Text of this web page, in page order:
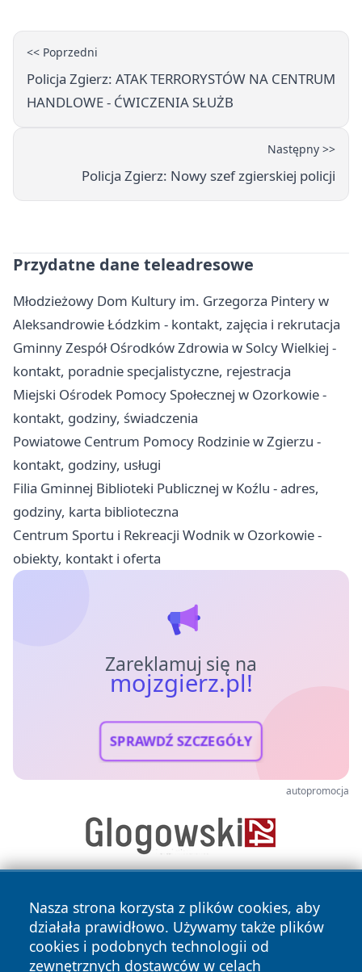
<< Poprzedni
Policja Zgierz: ATAK TERRORYSTÓW NA CENTRUM
HANDLOWE - ĆWICZENIA SŁUŻB
Następny >>
Policja Zgierz: Nowy szef zgierskiej policji
Przydatne dane teleadresowe
Młodzieżowy Dom Kultury im. Grzegorza Pintery w
Aleksandrowie Łódzkim - kontakt, zajęcia i rekrutacja
Gminny Zespół Ośrodków Zdrowia w Solcy Wielkiej -
kontakt, poradnie specjalistyczne, rejestracja
Miejski Ośrodek Pomocy Społecznej w Ozorkowie -
kontakt, godziny, świadczenia
Powiatowe Centrum Pomocy Rodzinie w Zgierzu -
kontakt, godziny, usługi
Filia Gminnej Biblioteki Publicznej w Koźlu - adres,
godziny, karta biblioteczna
Centrum Sportu i Rekreacji Wodnik w Ozorkowie -
obiekty, kontakt i oferta
Zareklamuj się na
mojzgierz.pl!
SPRAWDŹ SZCZEGÓŁY
autopromocja
Nasza strona korzysta z plików cookies, aby
działała prawidłowo. Używamy także plików
cookies i podobnych technologii od
zewnętrznych dostawców w celach